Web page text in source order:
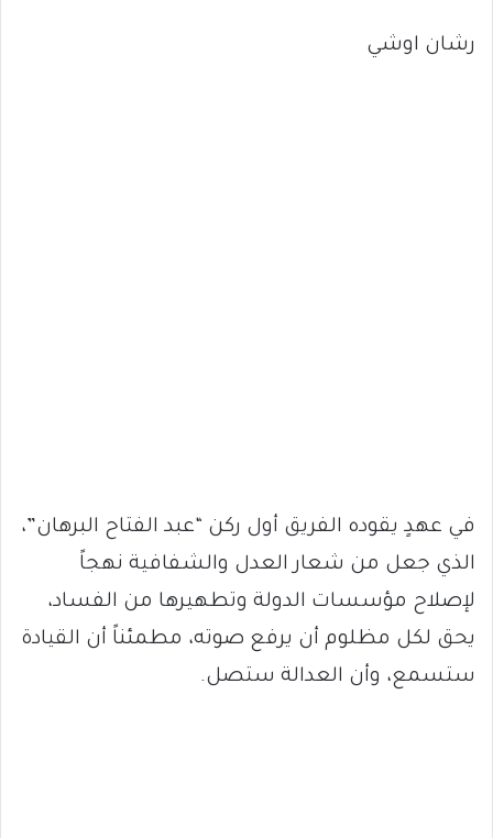
رشان اوشي
في عهدٍ يقوده الفريق أول ركن “عبد الفتاح البرهان”،
الذي جعل من شعار العدل والشفافية نهجاً
لإصلاح مؤسسات الدولة وتطهيرها من الفساد،
يحق لكل مظلوم أن يرفع صوته، مطمئناً أن القيادة
ستسمع، وأن العدالة ستصل.